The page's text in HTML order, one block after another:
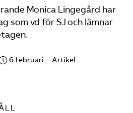
Monica Lingegård har
som vd för SJ och lämnar
6 februari Artikel